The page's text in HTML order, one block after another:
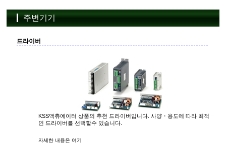
주변기기
드라이버
KSS액츄에이터 상품의 추천 드라이버입니다. 사양・용도에 따라 최적
인 드라이버를 선택할수 있습니다.
자세한 내용은 여기